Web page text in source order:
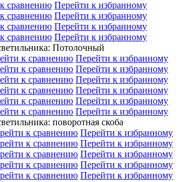
сравнению Перейти к избранному
сравнению Перейти к избранному
сравнению Перейти к избранному
сравнению Перейти к избранному
Потолочный
к сравнению Перейти к избранному
к сравнению Перейти к избранному
к сравнению Перейти к избранному
к сравнению Перейти к избранному
к сравнению Перейти к избранному
к сравнению Перейти к избранному
поворотная скоба
к сравнению Перейти к избранному
к сравнению Перейти к избранному
к сравнению Перейти к избранному
к сравнению Перейти к избранному
к сравнению Перейти к избранному